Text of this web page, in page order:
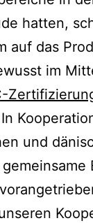
hatten,
auf das
im
und